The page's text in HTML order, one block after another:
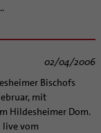
02/04/2006
Bischofs
mit
Hildesheimer Dom.
live vom